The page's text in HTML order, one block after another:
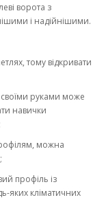
ворота з
і надійнішими.
тому відкривати
своїми руками може
навички
можна
профіль із
яких кліматичних